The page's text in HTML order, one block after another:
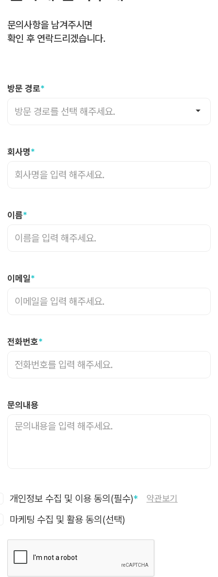
문의사항을 남겨주시면
확인 후 연락드리겠습니다.
방문 경로*
방문 경로를 선택 해주세요.
회사명*
이름*
이메일*
전화번호*
문의내용
개인정보 수집 및 이용 동의(필수)* 약관보기
마케팅 수집 및 활용 동의(선택)